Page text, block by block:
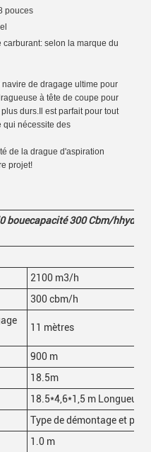
pouces
selon la marque du
de dragage ultime pour
à tête de coupe pour
durs.Il est parfait pour tout
qui nécessite des
de la drague d'aspiration
projet!
0 bouecapacité 300 Cbm/h
2100 m3/h
300 cbm/h
11 mètres
900 m
18.5m
18.5*4,6*1,5 m Longueur
Type de démontage et
1.0 m